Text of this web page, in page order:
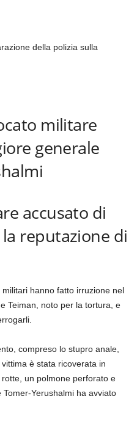
della polizia sulla
militare
generale
accusato di
reputazione di
hanno fatto irruzione nel
Teiman, noto per la tortura, e
compreso lo stupro anale,
è stata ricoverata in
un polmone perforato e
Yerushalmi ha avviato